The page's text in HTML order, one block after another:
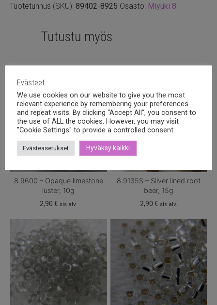
10g
Tuotetunnus (SKU): 89402-8925 Osasto: Miyuki 8
Tutustu myös
8.9600 – Opaque limestone
luster, 10g
2,90€ sis alv.
8.9135S – Silver lined root
beer, 15g
2,90 € sis alv.
Evästeet
We use cookies on our website to give you the most
relevant experience by remembering your preferences
and repeat visits. By clicking “Accept All”, you consent to
the use of ALL the cookies. However, you may visit
"Cookie Settings" to provide a controlled consent.
Evästeasetukset Hyväksy kaikki